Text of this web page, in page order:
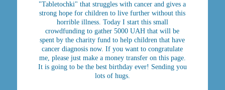
"Tabletochki" that struggles with cancer and gives a
strong hope for children to live further without this
horrible illness. Today I start this small
crowdfunding to gather 5000 UAH that will be
spent by the charity fund to help children that have
cancer diagnosis now. If you want to congratulate
me, please just make a money transfer on this page.
It is going to be the best birthday ever! Sending you
lots of hugs.